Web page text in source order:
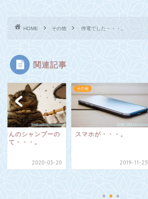
HOME その他 停電でした・・・。
関連記事
ホが・・・。
2019-11-25
その他
めずらしいスコちゃん発
2020-08-12